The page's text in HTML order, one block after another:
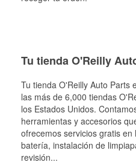
Tu tienda O'Reilly
Tu tienda O'Reilly Auto Parts
las más de 6,000 tiendas
los Estados Unidos.
herramientas y accesorios
ofrecemos servicios gratis
batería, instalación de
revisión...